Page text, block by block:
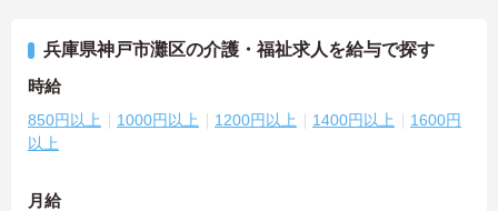
兵庫県神戸市灘区の介護・福祉求人を給与で探す
時給
850円以上 1000円以上 1200円以上 1400円以上
1600円
以上
月給